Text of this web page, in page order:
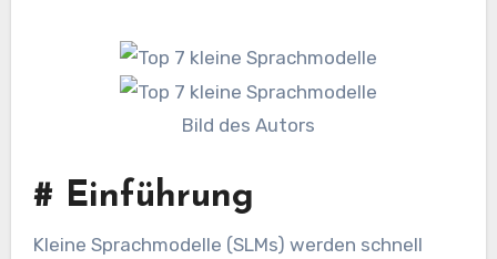
Bild des Autors
# Einführung
Kleine Sprachmodelle (SLMs) werden schnell